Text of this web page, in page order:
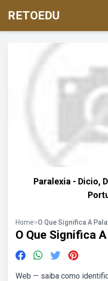
RETOEDU
Paralexia - Dicio,
Home>O Que Significa A
O Que Significa
Web — saiba como